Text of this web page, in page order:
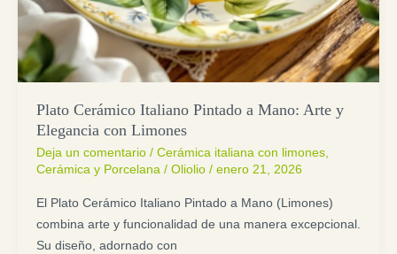
Plato Cerámico Italiano Pintado a Mano: Arte y
Elegancia con Limones
Deja un comentario / Cerámica italiana con limones,
Cerámica y Porcelana/ Oliolio / enero 21, 2026
El Plato Cerámico Italiano Pintado a Mano (Limones)
combina arte y funcionalidad de una manera excepcional.
Su diseño, adornado con